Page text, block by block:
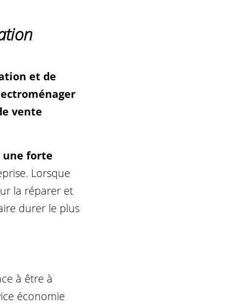
et de
vente
une forte
Lorsque
la réparer et
durer le plus
à être à
économie